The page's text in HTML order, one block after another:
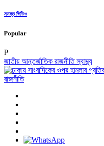
সমস্ত ভিডিও
Popular
P
জাতীয় আন্তর্জাতিক রাজনীতিস্বাস্থ্য
রাজনীতি